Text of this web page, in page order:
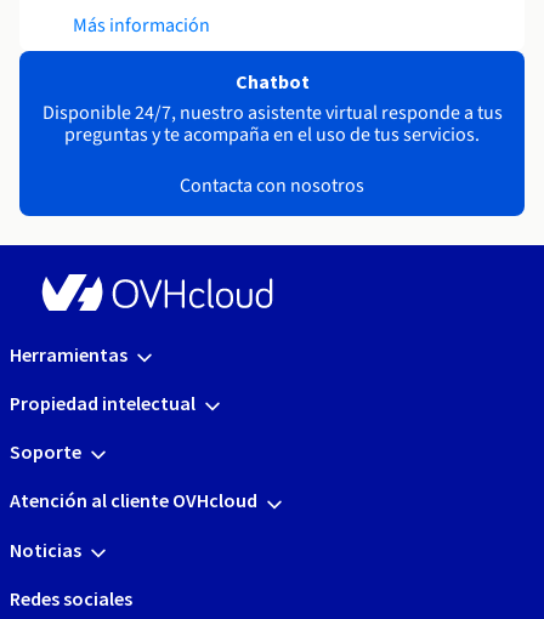
Más información
Chatbot
Disponible 24/7, nuestro asistente virtual responde a tus
preguntas y te acompaña en el uso de tus servicios.
Contacta con nosotros
Herramientas
Propiedad intelectual
Soporte
Atención al cliente OVHcloud
Noticias
Redes sociales